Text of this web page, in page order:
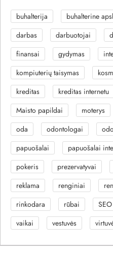
buhalterija buhalterine
darbas
darbuotojai
finansai
gydymas
kompiuterių taisymas
kreditas
kreditas internetu
Maisto papildai
moterys
oda
odontologai
papuošalai
papuošalai
pokeris
prezervatyvai
reklama
renginiai
rinkodara
rūbai SEO
vaikai
vestuvės